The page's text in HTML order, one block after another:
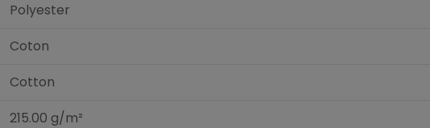
Polyester
Coton
Cotton
215.00 g/m²